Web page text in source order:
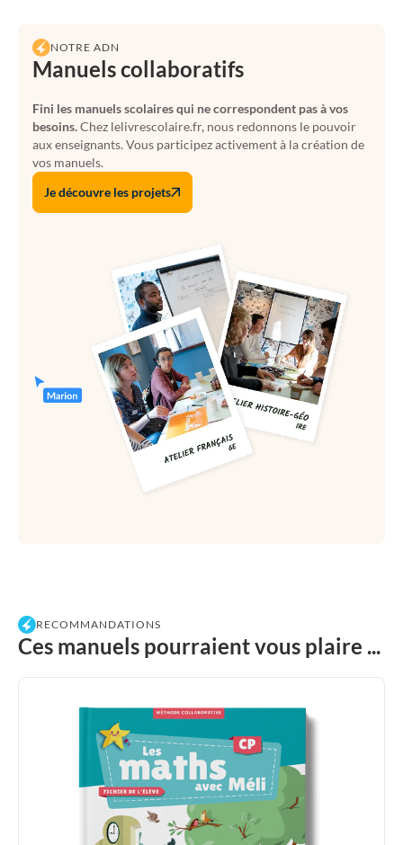
NOTRE ADN
Manuels collaboratifs
Fini les manuels scolaires qui ne correspondent pas à vos
besoins.Chez lelivrescolaire.fr, nous redonnons le pouvoir
aux enseignants. Vous participez activement à la création de
vos manuels.
Je découvre les projets
RECOMMANDATIONS
Ces manuels pourraient vous plaire ...